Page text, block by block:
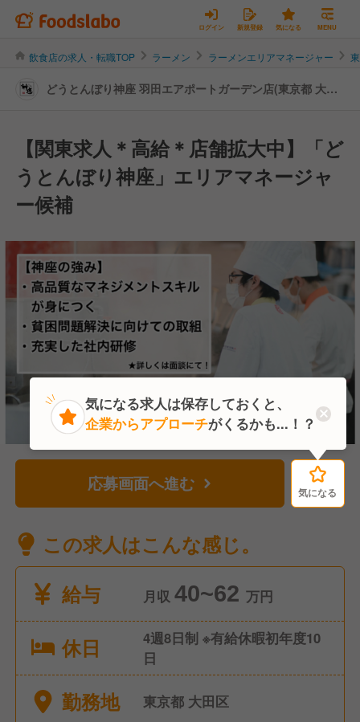
ログイン 新規登録 気になる MENU
飲食店の求人・転職TOP ラーメン ラーメンエリアマネージャー
どうとんぼり神座 羽田エアポートガーデン店(東京都 大田
【関東求人＊高給＊店舗拡大中】「ど
うとんぼり神座」エリアマネージャ
ー候補
応募画面へ進む 気になる
この求人はこんな感じ。
給与
月収 40~62 万円
休日
4週8日制 ※有給休暇初年度10
日
勤務地 東京都 大田区
気になる
気になる求人は保存しておくと、
企業からアプローチがくるかも...！？